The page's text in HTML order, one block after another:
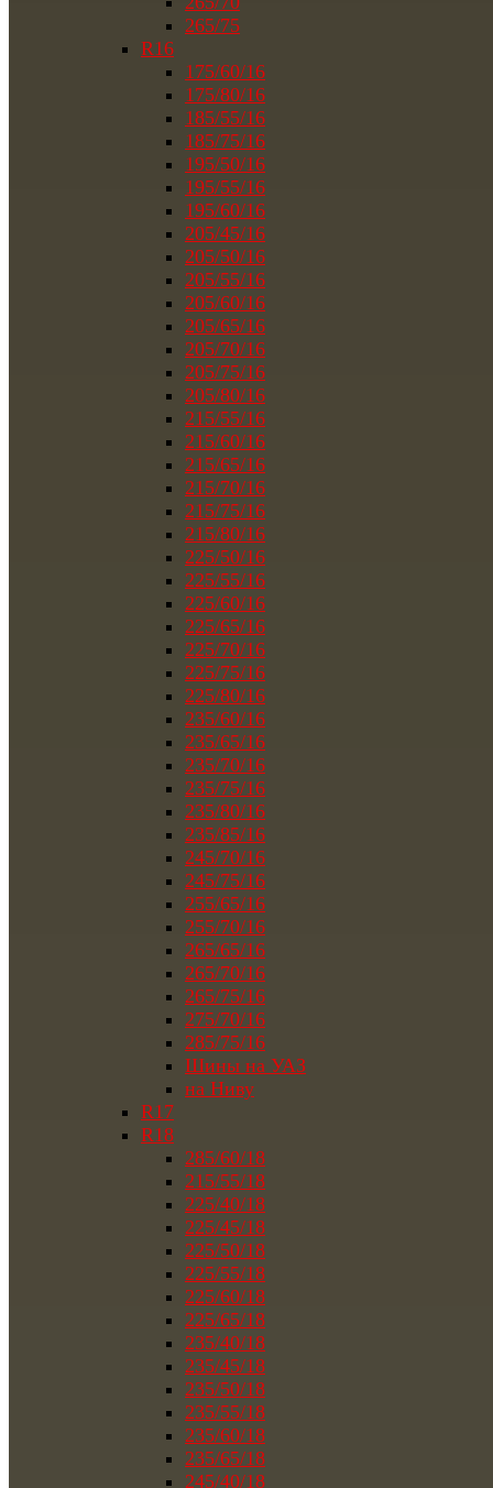
265/75
R16
175/60/16
175/80/16
185/55/16
185/75/16
195/50/16
195/55/16
195/60/16
205/45/16
205/50/16
205/55/16
205/60/16
205/65/16
205/70/16
205/75/16
205/80/16
215/55/16
215/60/16
215/65/16
215/70/16
215/75/16
215/80/16
225/50/16
225/55/16
225/60/16
225/65/16
225/70/16
225/75/16
225/80/16
235/60/16
235/65/16
235/70/16
235/75/16
235/80/16
235/85/16
245/70/16
245/75/16
255/65/16
255/70/16
265/65/16
265/70/16
265/75/16
275/70/16
285/75/16
Шины на УАЗ
на Ниву
R17
R18
285/60/18
215/55/18
225/40/18
225/45/18
225/50/18
225/55/18
225/60/18
225/65/18
235/40/18
235/45/18
235/50/18
235/55/18
235/60/18
235/65/18
245/40/18